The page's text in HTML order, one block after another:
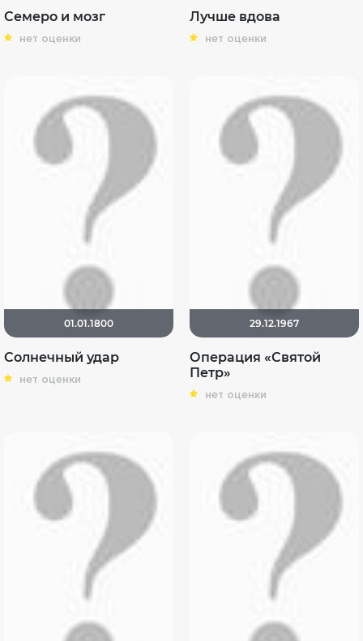
Семеро и мозг
нет оценки
Лучше вдова
нет оценки
01.01.1800
Солнечный удар
нет оценки
29.12.1967
Операция «Святой
Петр»
нет оценки